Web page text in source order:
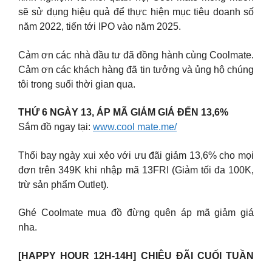
sẽ sử dụng hiệu quả để thực hiện mục tiêu doanh số
năm 2022, tiến tới IPO vào năm 2025.
Cảm ơn các nhà đầu tư đã đồng hành cùng Coolmate.
Cảm ơn các khách hàng đã tin tưởng và ủng hộ chúng
tôi trong suối thời gian qua.
THỨ 6 NGÀY 13, ÁP MÃ GIẢM GIÁ ĐẾN 13,6%
Sắm đồ ngay tại: www.cool mate.me/
Thổi bay ngày xui xẻo với ưu đãi giảm 13,6% cho mọi
đơn trên 349K khi nhập mã 13FRI (Giảm tối đa 100K,
trừ sản phẩm Outlet).
️Ghé Coolmate mua đồ đừng quên áp mã giảm giá
nha.
[HAPPY HOUR 12H-14H] CHIÊU ĐÃI CUỐI TUẦN